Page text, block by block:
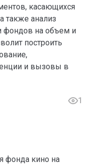
касающихся
также анализ
фондов на объем и
построить
и вызовы в
1
фонда кино на